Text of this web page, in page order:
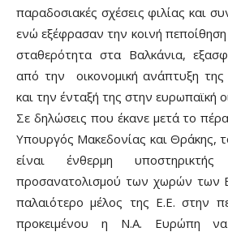
παραδοσιακές σχέσεις φιλίας και
ενώ εξέφρασαν την κοινή
σταθερότητα στα Βαλκάνια,
από την οικονομική ανάπτυξη της
και την ένταξή της στην ευρωπαϊκή
Σε δηλώσεις που έκανε μετά το
Υπουργός Μακεδονίας και Θράκης,
είναι ένθερμη
προσανατολισμού των χωρών των
παλαιότερο μέλος της Ε.Ε. στην
προκειμένου η Ν.Α. Ευρώπη